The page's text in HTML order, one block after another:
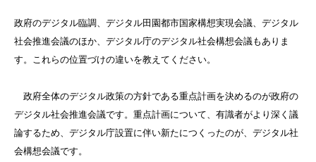
政府のデジタル臨調、デジタル田園都市国家構想実現会議、デジタル
社会推進会議のほか、デジタル庁のデジタル社会構想会議もありま
す。これらの位置づけの違いを教えてください。
政府全体のデジタル政策の方針である重点計画を決めるのが政府の
デジタル社会推進会議です。重点計画について、有識者がより深く議
論するため、デジタル庁設置に伴い新たにつくったのが、デジタル社
会構想会議です。